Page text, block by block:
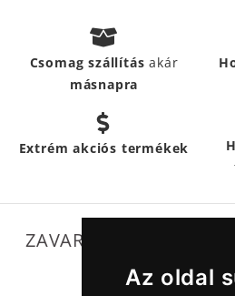
Az oldal
Csomag szállításakár
másnapra
Extrém akciós termékek
ZAVARTALAN